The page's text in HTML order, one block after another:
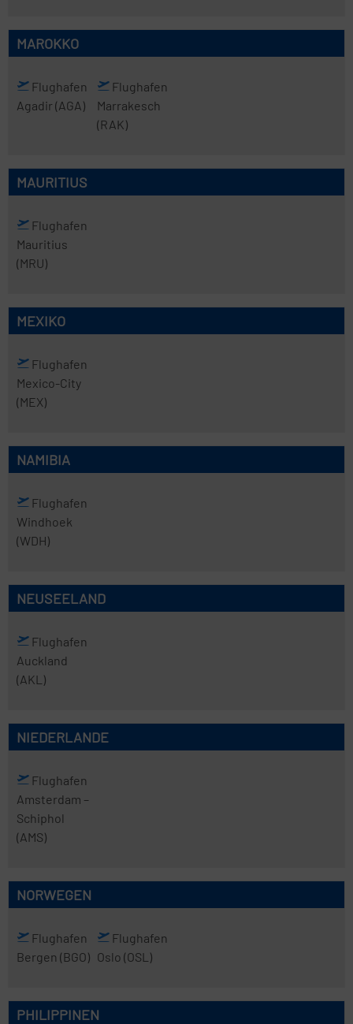
MAROKKO
Flughafen
Agadir (AGA)
Flughafen
Marrakesch
(RAK)
MAURITIUS
Flughafen
Mauritius
(MRU)
MEXIKO
Flughafen
Mexico-City
(MEX)
NAMIBIA
Flughafen
Windhoek
(WDH)
NEUSEELAND
Flughafen
Auckland
(AKL)
NIEDERLANDE
Flughafen
Amsterdam –
Schiphol
(AMS)
NORWEGEN
Flughafen
Bergen (BGO)
Flughafen
Oslo (OSL)
PHILIPPINEN